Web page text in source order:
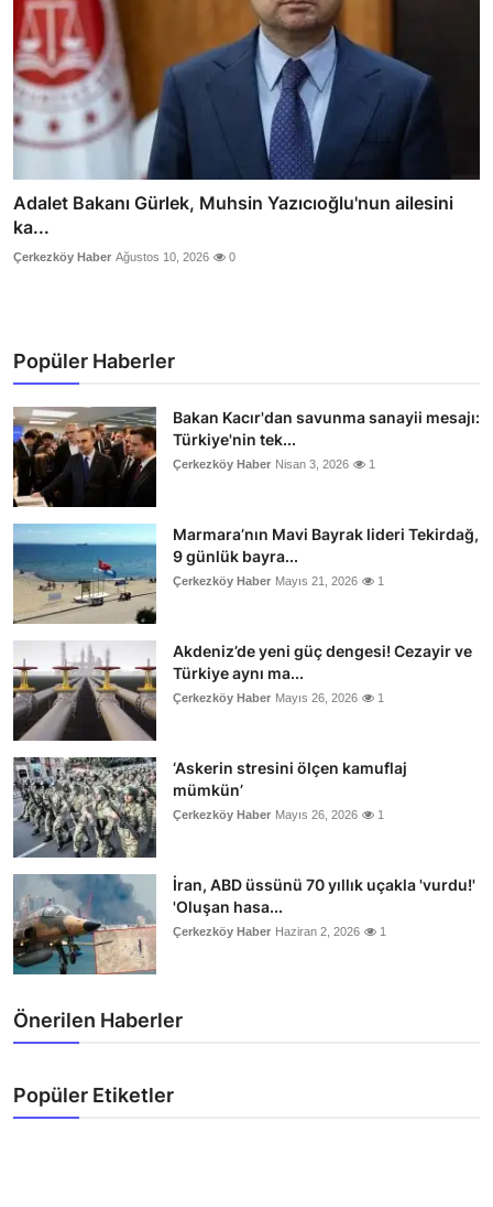
Adalet Bakanı Gürlek, Muhsin Yazıcıoğlu'nun ailesini
ka...
Çerkezköy Haber Ağustos 10, 2026 0
Popüler Haberler
Bakan Kacır'dan savunma sanayii mesajı:
Türkiye'nin tek...
Çerkezköy Haber Nisan 3, 2026 1
Marmara’nın Mavi Bayrak lideri Tekirdağ,
9 günlük bayra...
Çerkezköy Haber Mayıs 21, 2026 1
Akdeniz’de yeni güç dengesi! Cezayir ve
Türkiye aynı ma...
Çerkezköy Haber Mayıs 26, 2026 1
‘Askerin stresini ölçen kamuflaj
mümkün’
Çerkezköy Haber Mayıs 26, 2026 1
İran, ABD üssünü 70 yıllık uçakla 'vurdu!'
'Oluşan hasa...
Çerkezköy Haber Haziran 2, 2026 1
Önerilen Haberler
Popüler Etiketler